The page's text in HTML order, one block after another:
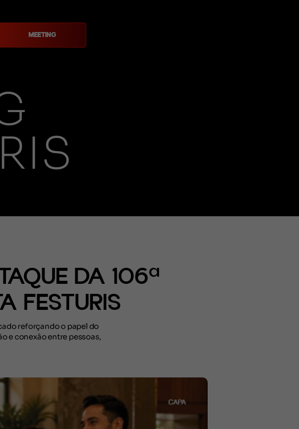
MEETING
DA 106ª
FESTURIS
reforçando o papel do
e conexão entre pessoas,